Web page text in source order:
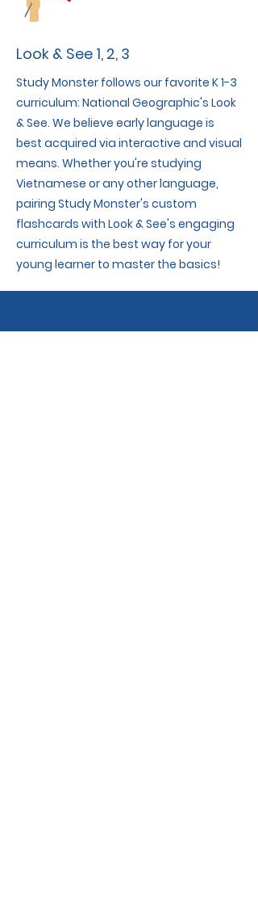
Look & See 1, 2, 3
Study Monster follows our favorite K 1-3
curriculum: National Geographic's Look
& See. We believe early language is
best acquired via interactive and visual
means. Whether you're studying
Vietnamese or any other language,
pairing Study Monster's custom
flashcards with Look & See's engaging
curriculum is the best way for your
young learner to master the basics!